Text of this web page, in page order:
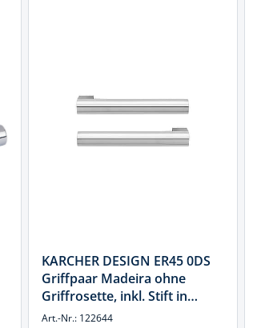
KARCHER DESIGN ER45 0DS
Griffpaar Madeira ohne
Griffrosette, inkl. Stift in
Edelstahl matt, Edelstahl
Art.-Nr.: 122644